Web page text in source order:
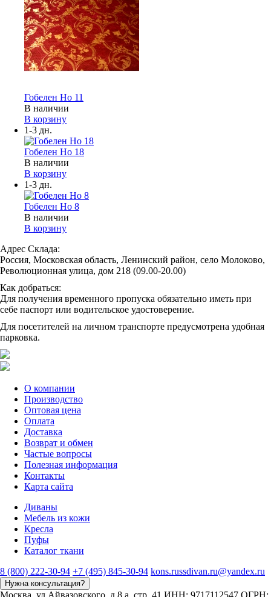
Гобелен Но 11
В наличии
В корзину
1-3 дн.
Гобелен Но 18
В наличии
В корзину
1-3 дн.
Гобелен Но 8
В наличии
В корзину
Адрес Склада:
Россия, Московская область, Ленинский район, село Молоково,
Революционная улица, дом 218 (09.00-20.00)
Как добраться:
Для получения временного пропуска обязательно иметь при
себе паспорт или водительское удостоверение.
Для посетителей на личном транспорте предусмотрена удобная
парковка.
О компании
Производство
Оптовая цена
Оплата
Доставка
Возврат и обмен
Частые вопросы
Полезная информация
Контакты
Карта сайта
Диваны
Мебель из кожи
Кресла
Пуфы
Каталог ткани
8 (800) 222-30-94 +7 (495) 845-30-94 kons.russdivan.ru@yandex.ru
Нужна консультация?
Москва, ул.Айвазовского, д.8 а, стр. 41 ИНН: 9717112547 ОГРН: